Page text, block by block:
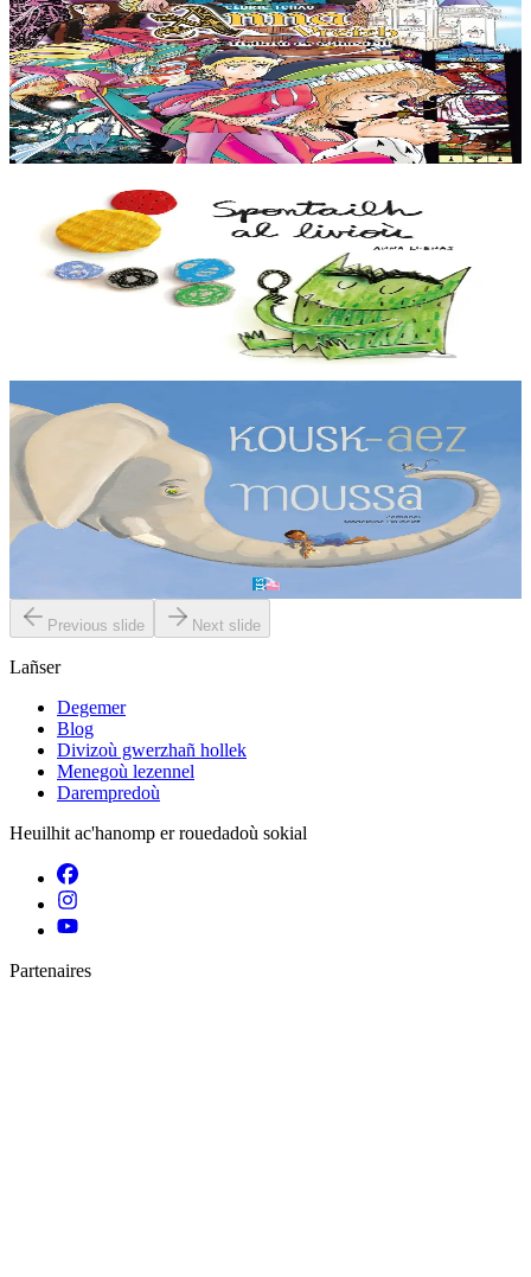
Anna Vreizh - Itrikoù er C'hastell
Ur veaj-skol torr-penn adarre, a soñj Gael… Kastell an duged en
Naoned ? Torr-penn ne vo ket avat ! Kaset e vo ar paotr yaouank
dre an amzer gozh gant un teuz...
Er stok12,95 €
Spontailh al livioù
Spontailh al livioù ne oar ket petra a c’hoari gantañ. Graet en deus
meskaj gant e fromadennoù ha bremañ e rank dibunañ ar gudenn a
TES
Kousk-aez Moussa
Gant ar c’hoant kousket emañ Moussa. Met direnket eo gant ul ­
logodenn oc’h ober trouz. Piv a c’hallo sikour anezhañ d’en em ­
zizober diouti ? Ha dont a raio...
Previous slide Next slide
Lañser
Degemer
Blog
Divizoù gwerzhañ hollek
Menegoù lezennel
Darempredoù
Heuilhit ac'hanomp er rouedadoù sokial
Partenaires